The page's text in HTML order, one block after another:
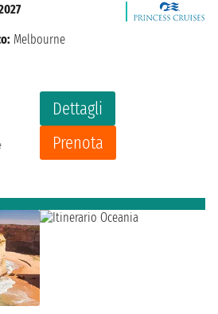
Dettagli
Prenota
Melbourne